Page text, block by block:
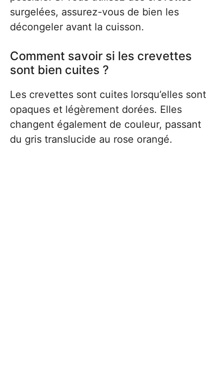
surgelées, assurez-vous de bien les
décongeler avant la cuisson.
Comment savoir si les crevettes
sont bien cuites ?
Les crevettes sont cuites lorsqu’elles sont
opaques et légèrement dorées. Elles
changent également de couleur, passant
du gris translucide au rose orangé.